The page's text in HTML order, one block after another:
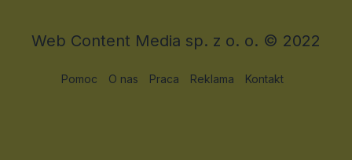
Web Content Media sp. z o. o. © 2022
Pomoc O nas Praca Reklama Kontakt